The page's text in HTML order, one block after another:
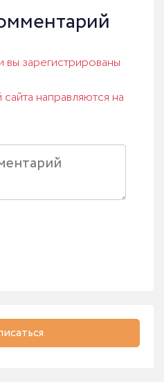
вы зарегистрированы
направляются на